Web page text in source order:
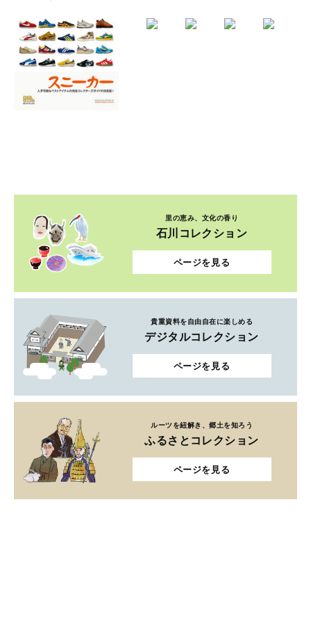
里の恵み、文化の香り
石川コレクション
ページを見る
貴重資料を自由自在に楽しめる
デジタルコレクション
ページを見る
ルーツを紐解き、郷土を知ろう
ふるさとコレクション
ページを見る